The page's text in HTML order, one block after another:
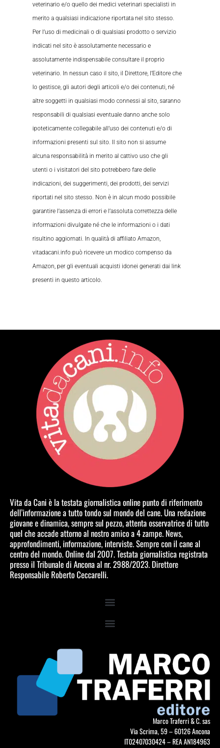
veterinario e/o quello dei medici veterinari specialisti in
merito a qualsiasi indicazione riportata nel sito stesso.
Per l’uso di medicinali o di qualsiasi prodotto o servizio
indicati nel sito è assolutamente necessario e
assolutamente indispensabile consultare il proprio
veterinario. In nessun caso il sito, il Direttore, l’Editore che
lo gestisce, gli autori degli articoli e/o dei contenuti, né
altre soggetti in qualsiasi modo connessi al sito, saranno
responsabili di qualsiasi eventuale danno anche solo
ipoteticamente collegabile all’uso dei contenuti e/o di
informazioni presenti sul sito. Il sito non si assume
alcuna responsabilità in merito al cattivo uso che gli
utenti o i visitatori del sito potrebbero fare delle
indicazioni, dei suggerimenti, dei prodotti, dei servizi
riportati nel sito stesso. Non è in alcun modo possibile
garantire l’assenza di errori e l’assoluta correttezza delle
informazioni divulgate né che le informazioni o i dati
risultino aggiornati. In qualità di affiliato Amazon,
vitadacani.info può ricevere un modico compenso da
Amazon, per gli eventuali acquisti idonei generati dai link
presenti in questo articolo.
Vita da Cani è la testata giornalistica online punto di riferimento
dell’informazione a tutto tondo sul mondo del cane. Una redazione
giovane e dinamica, sempre sul pezzo, attenta osservatrice di tutto
quel che accade attorno al nostro amico a 4 zampe. News,
approfondimenti, informazione, interviste. Sempre con il cane al
centro del mondo. Online dal 2007. Testata giornalistica registrata
presso il Tribunale di Ancona al nr. 2988/2023. Direttore
Responsabile Roberto Ceccarelli.
Marco Traferri & C. sas
Via Scrima, 59 – 60126 Ancona
IT02407030424 – REA AN184963